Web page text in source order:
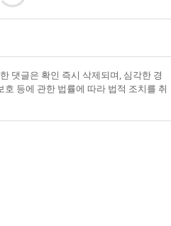
댓글은 확인 즉시 삭제되며, 심각한 경
등에 관한 법률에 따라 법적 조치를 취